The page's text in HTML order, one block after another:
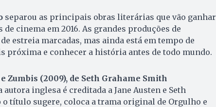
separou as principais obras literárias que vão ganhar
de cinema em 2016. As grandes produções de
estreia marcadas, mas ainda está em tempo de
próxima e conhecer a história antes de todo mundo.
Zumbis (2009), de Seth Grahame Smith
inglesa é creditada a Jane Austen e Seth
o título sugere, coloca a trama original de Orgulho e